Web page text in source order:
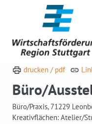
drucken / pdf
Büro/
Büro/Praxis, 71229
Kreativflächen: Atelier/